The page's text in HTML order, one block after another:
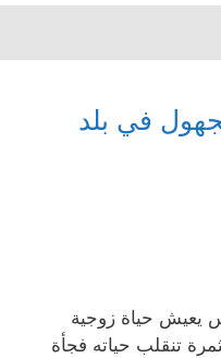
في بلد
يعيش حياة زوجية
تنقلب حياته فجأة